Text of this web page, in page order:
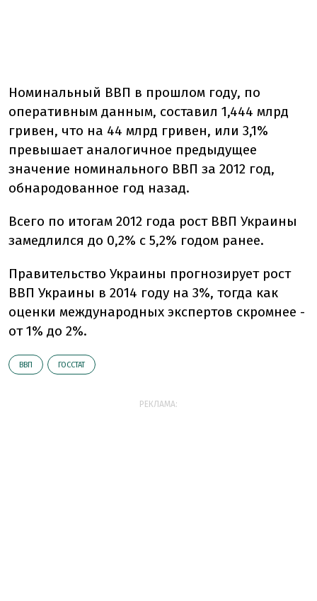
Номинальный ВВП в прошлом году, по
оперативным данным, составил 1,444 млрд
гривен, что на 44 млрд гривен, или 3,1%
превышает аналогичное предыдущее
значение номинального ВВП за 2012 год,
обнародованное год назад.
Всего по итогам 2012 года рост ВВП Украины
замедлился до 0,2% с 5,2% годом ранее.
Правительство Украины прогнозирует рост
ВВП Украины в 2014 году на 3%, тогда как
оценки международных экспертов скромнее -
от 1% до 2%.
ВВП ГОССТАТ
РЕКЛАМА: